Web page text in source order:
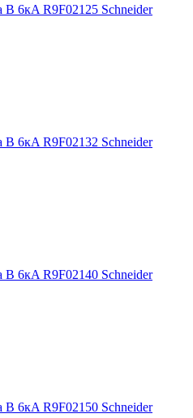
В 6кA R9F02125 Schneider
В 6кA R9F02132 Schneider
В 6кA R9F02140 Schneider
В 6кA R9F02150 Schneider